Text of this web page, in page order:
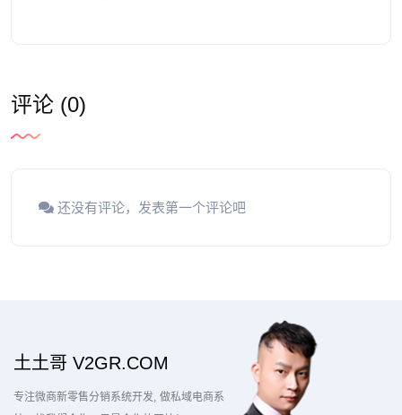
评论 (0)
还没有评论，发表第一个评论吧
土土哥 V2GR.COM
专注微商新零售分销系统开发 做私域电商系